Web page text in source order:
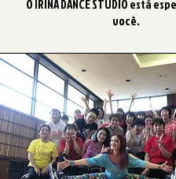
O IRINA DANCE STUDIO está
você.